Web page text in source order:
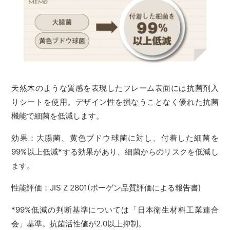
天然木のような質感を表現したフレーム表面には抗菌剤入
りシートを使用。デザイン性を損なうことなく優れた抗菌
機能で細菌を低減します。
効果：大腸菌、黄色ブドウ球菌に対し、付着した細菌を
99%以上低減*する効果があり、細菌からのリスクを低減し
ます。
性能評価：JIS Z 2801(ボーゲン品質評価による報告書)
*99%低減の判断基準については「日本衛生材料工業連合
会」基準。抗菌活性値が2.0以上抑制。